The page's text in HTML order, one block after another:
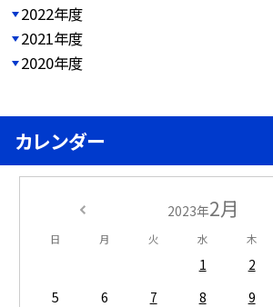
2022年度
2021年度
2020年度
カレンダー
2023年2月
日 月 火 水 木
1 2
5
6 7 8 9